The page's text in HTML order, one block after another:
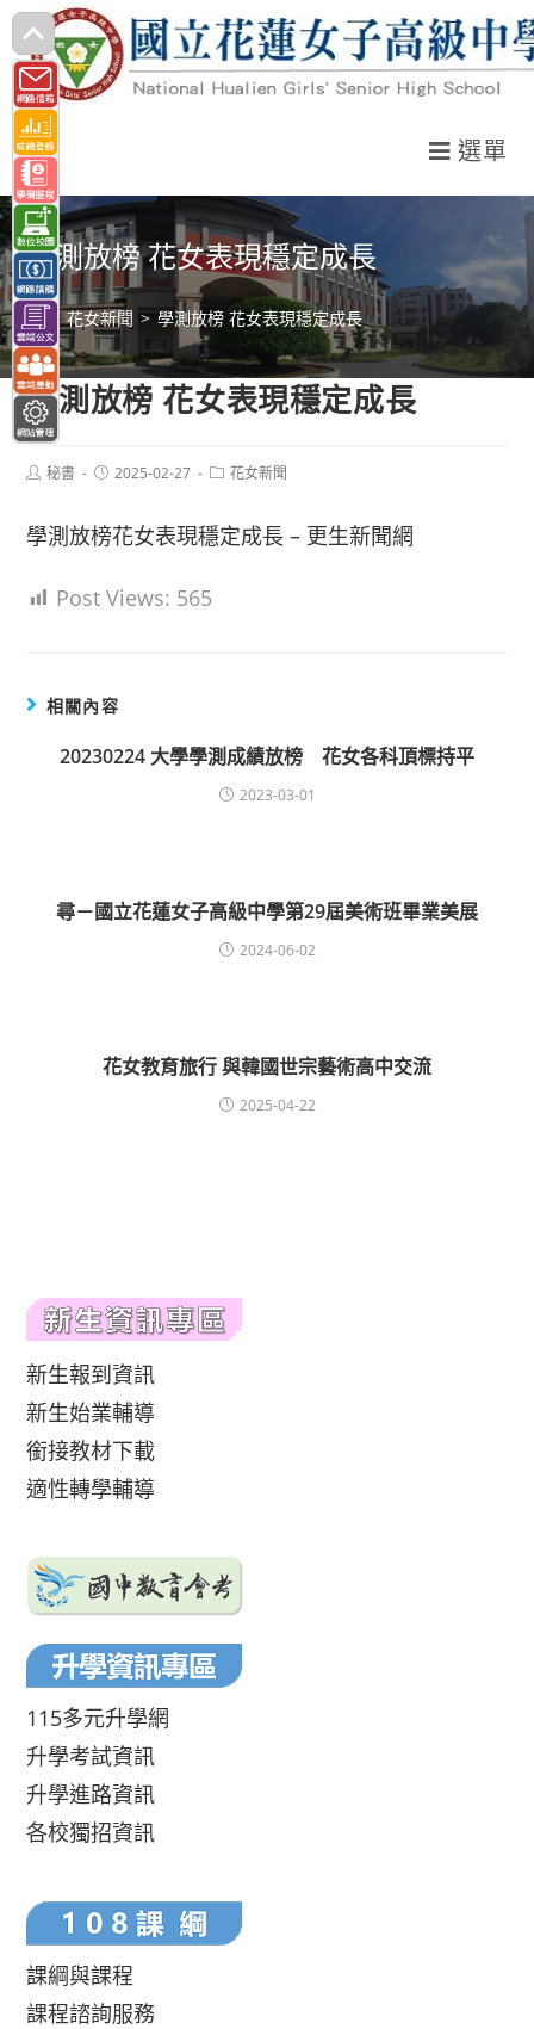
跳
轉
至
主
要
內
容
選單
學測放榜 花女表現穩定成長
> 花女新聞 > 學測放榜 花女表現穩定成長
學測放榜 花女表現穩定成長
Post秘書
Post2025-02-27
Post花女新聞
學測放榜花女表現穩定成長 – 更生新聞網
Post Views: 565
相關內容
20230224 大學學測成績放榜 花女各科頂標持平
2023-03-01
尋－國立花蓮女子高級中學第29屆美術班畢業美展
2024-06-02
花女教育旅行 與韓國世宗藝術高中交流
2025-04-22
新生報到資訊
新生始業輔導
銜接教材下載
適性轉學輔導
115多元升學網
升學考試資訊
升學進路資訊
各校獨招資訊
課綱與課程
課程諮詢服務